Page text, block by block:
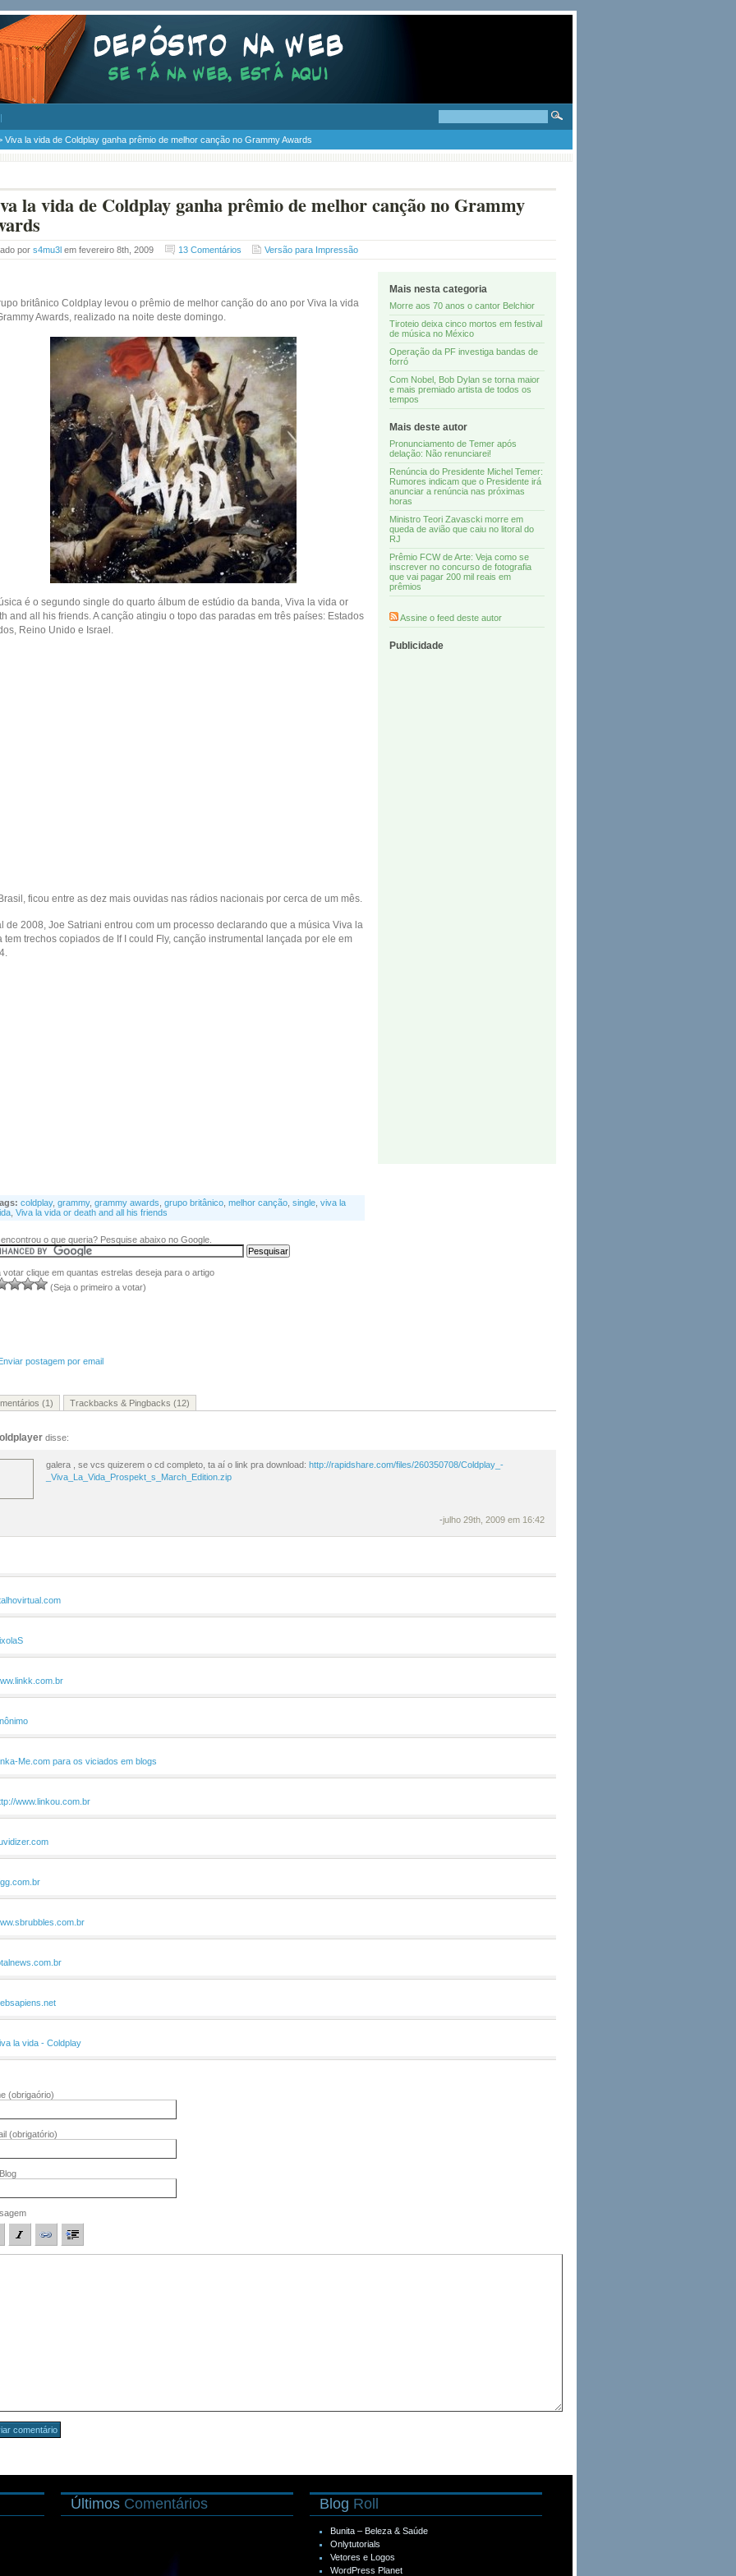
Viva la vida de Coldplay ganha prêmio de melhor canção no Grammy Awards
la vida de Coldplay ganha prêmio de melhor canção no Grammy
por s4mu3l em fevereiro 8th, 2009 13 Comentários Versão para Impressão
britânico Coldplay levou o prêmio de melhor canção do ano por Viva la vida
Awards, realizado na noite deste domingo.
é o segundo single do quarto álbum de estúdio da banda, Viva la vida or
and all his friends. A canção atingiu o topo das paradas em três países: Estados
Reino Unido e Israel.
ficou entre as dez mais ouvidas nas rádios nacionais por cerca de um mês.
de 2008, Joe Satriani entrou com um processo declarando que a música Viva la
tem trechos copiados de If I could Fly, canção instrumental lançada por ele em
Mais nesta categoria
Morre aos 70 anos o cantor Belchior
Tiroteio deixa cinco mortos em festival
de música no México
Operação da PF investiga bandas de
forró
Com Nobel, Bob Dylan se torna maior
e mais premiado artista de todos os
tempos
Mais deste autor
Pronunciamento de Temer após
delação: Não renunciarei!
Renúncia do Presidente Michel Temer:
Rumores indicam que o Presidente irá
anunciar a renúncia nas próximas
horas
Ministro Teori Zavascki morre em
queda de avião que caiu no litoral do
RJ
Prêmio FCW de Arte: Veja como se
inscrever no concurso de fotografia
que vai pagar 200 mil reais em
prêmios
Assine o feed deste autor
Publicidade
coldplay, grammy, grammy awards grupo britânico melhor canção single viva la
Viva la vida or death and all his friends
o que queria? Pesquise abaixo no Google.
votar clique em quantas estrelas deseja para o artigo
(Seja o primeiro a votar)
postagem por email
(1) Trackbacks & Pingbacks (12)
disse:
galera , se vcs quizerem o cd completo, ta aí o link pra download: http://rapidshare.com/files/260350708/Coldplay_-
_Viva_La_Vida_Prospekt_s_March_Edition.zip
-julho 29th, 2009 em 16:42
Me.com para os viciados em blogs
www.linkou.com.br
la vida - Coldplay
(obrigaório)
(obrigatório)
Últimos Comentários Blog Roll
Bunita – Beleza & Saúde
Onlytutorials
Vetores e Logos
WordPress Planet